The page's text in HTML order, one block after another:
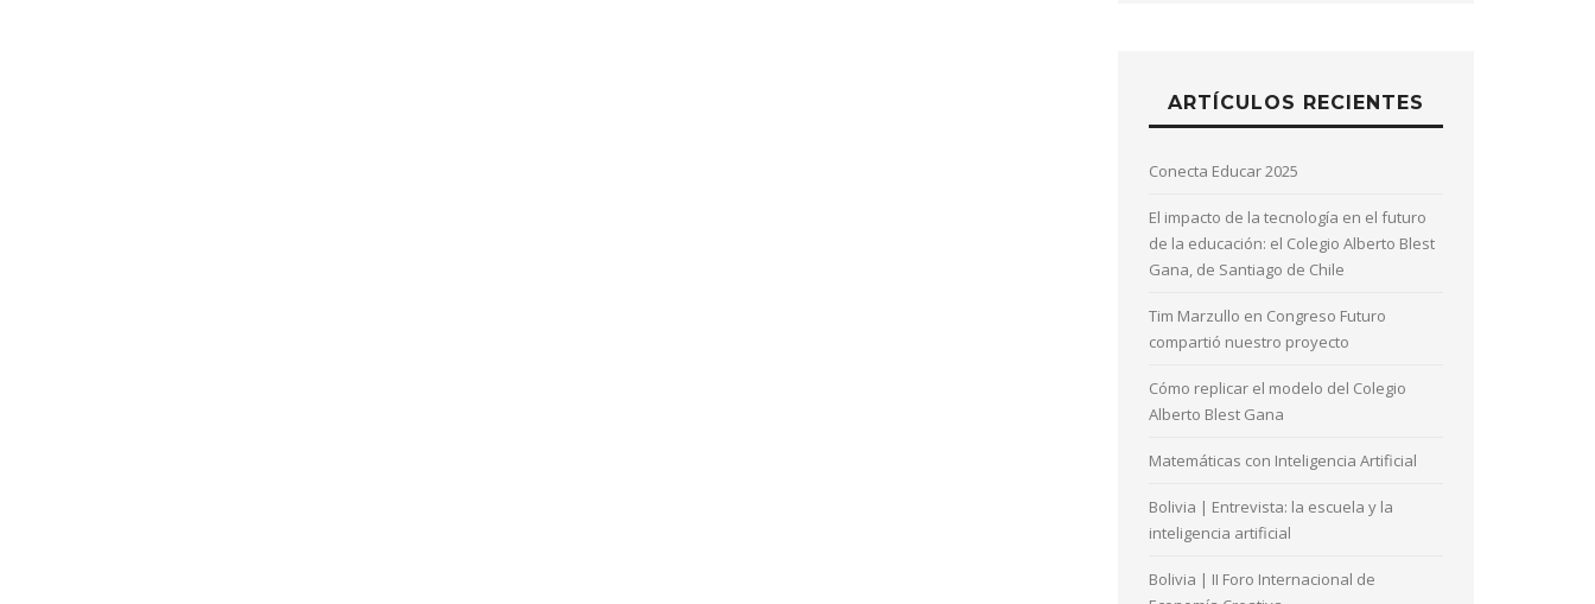
ARTÍCULOS RECIENTES
Conecta Educar 2025
El impacto de la tecnología en el futuro
de la educación: el Colegio Alberto Blest
Gana, de Santiago de Chile
Tim Marzullo en Congreso Futuro
compartió nuestro proyecto
Cómo replicar el modelo del Colegio
Alberto Blest Gana
Matemáticas con Inteligencia Artificial
Bolivia | Entrevista: la escuela y la
inteligencia artificial
Bolivia | II Foro Internacional de